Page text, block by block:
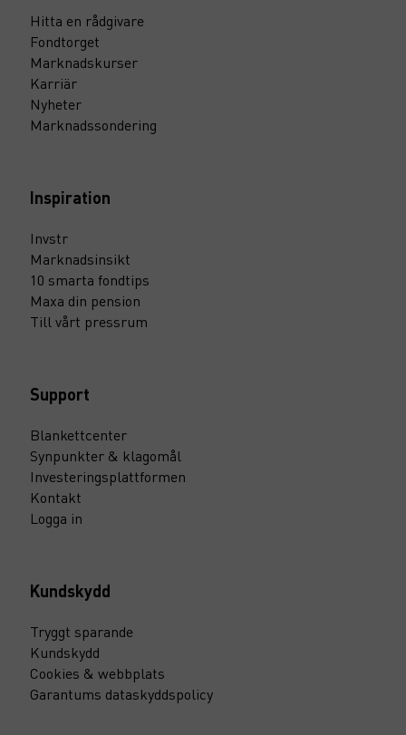
Hitta en rådgivare
Fondtorget
Marknadskurser
Karriär
Nyheter
Marknadssondering
Inspiration
Invstr
Marknadsinsikt
10 smarta fondtips
Maxa din pension
Till vårt pressrum
Support
Blankettcenter
Synpunkter & klagomål
Investeringsplattformen
Kontakt
Logga in
Kundskydd
Tryggt sparande
Kundskydd
Cookies & webbplats
Garantums dataskyddspolicy